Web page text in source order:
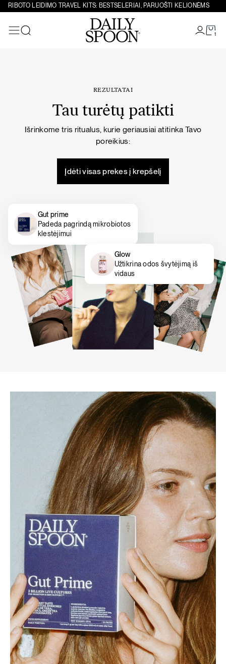
Eiti prie turinio
RIBOTO LEIDIMO TRAVEL KITS: BESTSELERIAI, PARUOŠTI KELIONĖMS
1
REZULTATAI
Tau turėtų patikti
Išrinkome tris ritualus, kurie geriausiai atitinka Tavo
poreikius:
Įdėti visas prekes į krepšelį
Gut prime
Padeda pagrindą mikrobiotos
klestėjimui
Glow
Užtikrina odos švytėjimą iš
vidaus